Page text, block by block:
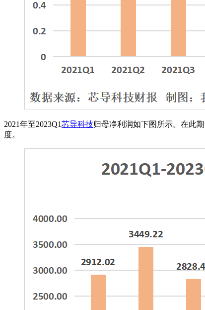
2021年至2023Q1芯导科技归母净利润如下图所示。在此
度。